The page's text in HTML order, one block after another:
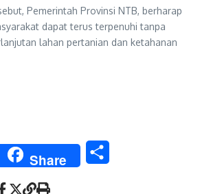
Pemerintah Provinsi NTB, berharap
dapat terus terpenuhi tanpa
lahan pertanian dan ketahanan
Share